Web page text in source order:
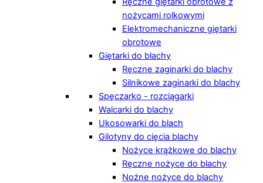
nożycami rolkowymi
Elektromechaniczne giętarki
obrotowe
Giętarki do blachy
Ręczne zaginarki do blachy
Silnikowe zaginarki do blachy
Spęczarko - rozciągarki
Walcarki do blachy
Ukosowarki do blach
Gilotyny do cięcia blachy
Nożyce krążkowe do blachy
Ręczne nożyce do blachy
Nożne nożyce do blachy